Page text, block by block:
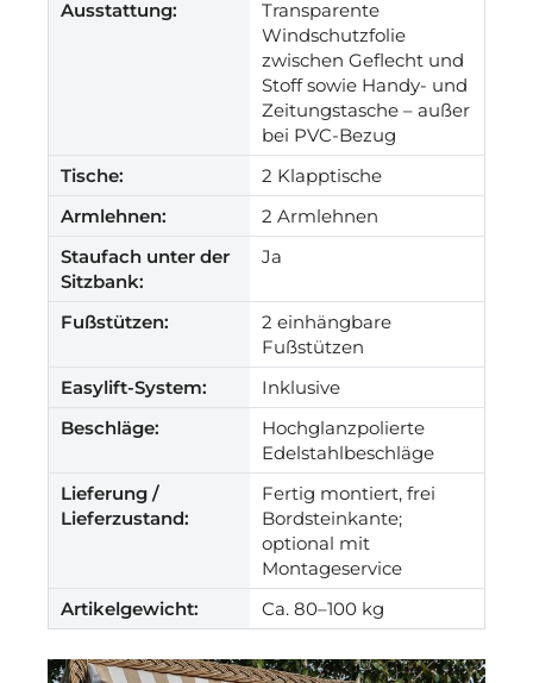
Ausstattung:
Transparente
Windschutzfolie
zwischen Geflecht und
Stoff sowie Handy- und
Zeitungstasche – außer
bei PVC-Bezug
Tische:
2 Klapptische
Armlehnen:
2 Armlehnen
Staufach unter der
Sitzbank:
Ja
Fußstützen:
2 einhängbare
Fußstützen
Easylift-System:
Inklusive
Beschläge:
Hochglanzpolierte
Edelstahlbeschläge
Lieferung /
Lieferzustand:
Fertig montiert, frei
Bordsteinkante;
optional mit
Montageservice
Artikelgewicht:
Ca. 80–100 kg